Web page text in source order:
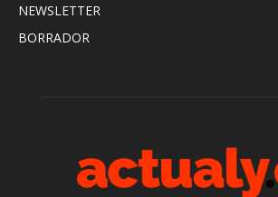
NEWSLETTER
BORRADOR